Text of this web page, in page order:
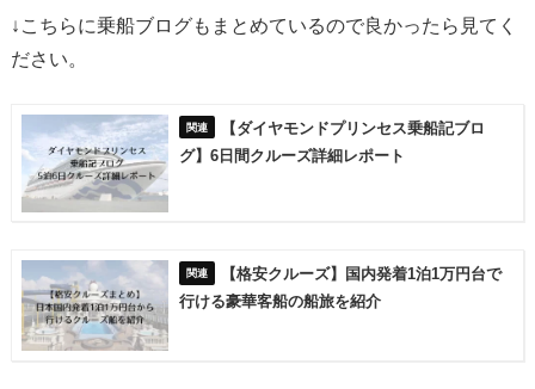
↓こちらに乗船ブログもまとめているので良かったら見てく
ださい。
【ダイヤモンドプリンセス乗船記ブロ
グ】6日間クルーズ詳細レポート
【格安クルーズ】国内発着1泊1万円台で
行ける豪華客船の船旅を紹介